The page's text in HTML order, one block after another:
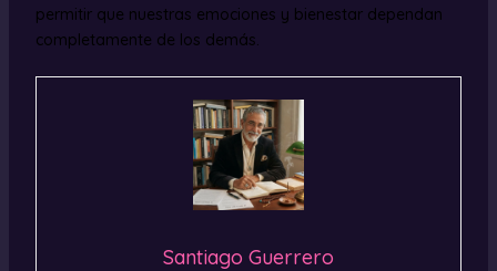
permitir que nuestras emociones y bienestar dependan
completamente de los demás.
Santiago Guerrero